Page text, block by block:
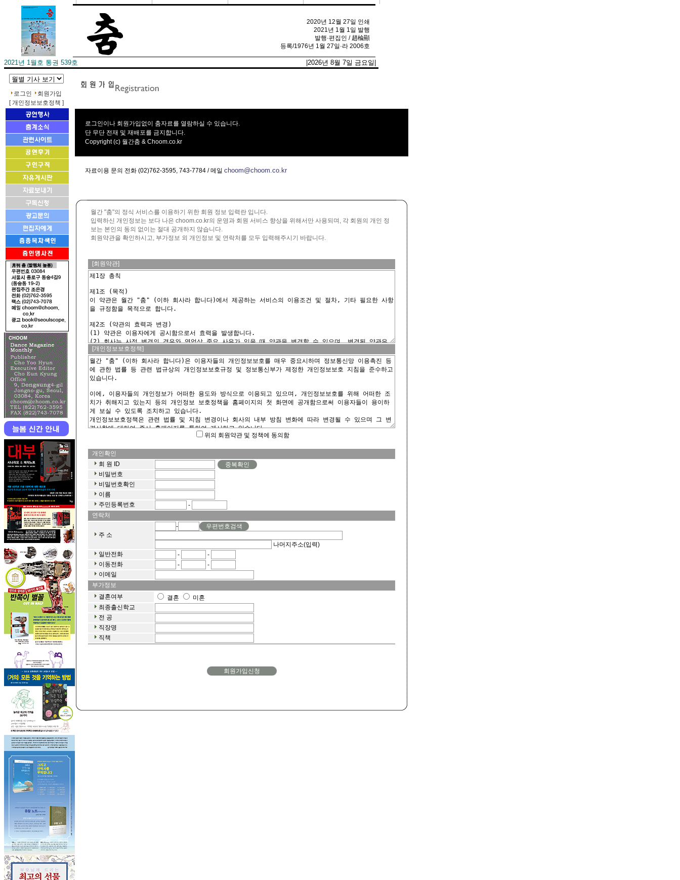
2020년 12월 27일 인쇄
2021년 1월 1일 발행
발행·편집인 / 趙楡顯
등록/1976년 1월 27일·라 2006호
2021년 1월호 통권 539호 |2026년 8월 7일 금요일|
로그인
회원가입
[ 개인정보보호정책 ]
로그인이나 회원가입없이 춤자료를 열람하실 수 있습니다.
단 무단 전재 및 재배포를 금지합니다.
Copyright (c) 월간춤 & Choom.co.kr
자료이용 문의 전화 (02)762-3595, 743-7784 / 메일 choom@choom.co.kr
월간 "춤"의 정식 서비스를 이용하기 위한 회원 정보 입력란 입니다.
입력하신 개인정보는 보다 나은 choom.co.kr의 운영과 회원 서비스 향상을 위해서만 사용되며, 각 회원의 개인 정
보는 본인의 동의 없이는 절대 공개하지 않습니다.
회원약관을 확인하시고, 부가정보 외 개인정보 및 연락처를 모두 입력해주시기 바랍니다.
[회원약관]
[개인정보보호정책]
위의 회원약관 및 정책에 동의함
개인확인
회 원 ID
중복확인
비밀번호
비밀번호확인
이름
주민등록번호
-
연락처
주 소
- 우편번호검색
나머지주소(입력)
일반전화
-
-
이동전화
-
-
이메일
부가정보
결혼여부
결혼
미혼
최종출신학교
전 공
직장명
직책
회원가입신청